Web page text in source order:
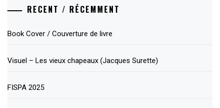
RECENT / RÉCEMMENT
Book Cover / Couverture de livre
Visuel – Les vieux chapeaux (Jacques Surette)
FISPA 2025